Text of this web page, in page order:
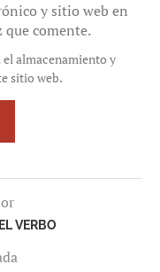
y sitio web en
que comente.
almacenamiento y
sitio web.
VERBO